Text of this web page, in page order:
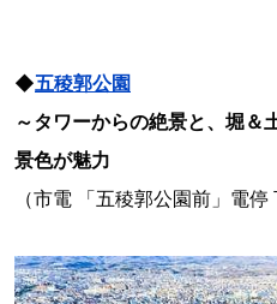
◆五稜郭公園
～タワーからの絶景と、堀＆
景色が魅力
（市電 「五稜郭公園前」電